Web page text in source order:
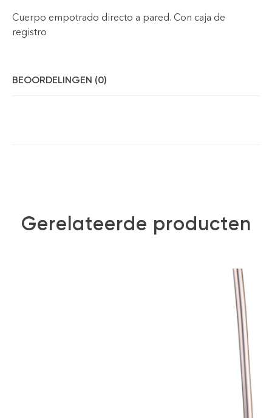
Cuerpo empotrado directo a pared. Con caja de
registro
BEOORDELINGEN (0)
Gerelateerde producten